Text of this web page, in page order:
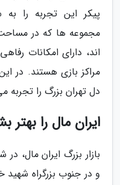
پیکر این تجربه را
مجموعه­ ها که در
اند، دارای امکانات
مراکز بازی هستند. در
دل تهران بزرگ را تجربه
ایران مال را بهتر
بازار بزرگ ایران مال،
و در جنوب بزرگراه